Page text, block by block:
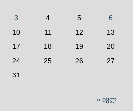
3
4 5 6
10
11 12 13
17
18 19 20
24
25 26 27
31
« ივლ